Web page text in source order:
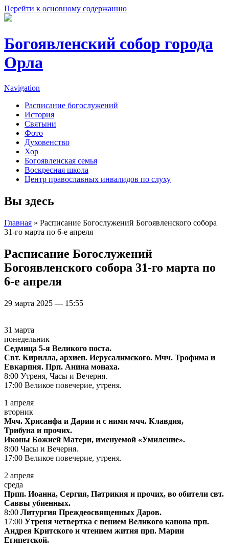
Перейти к основному содержанию
Богоявленский собор города
Орла
Navigation
Расписание богослужений
История
Святыни
Фото
Духовенство
Хор
Богоявленская семья
Воскресная школа
Центр православных инвалидов по слуху
Вы здесь
Главная » Расписание Богослужений Богоявленского собора
31-го марта по 6-е апреля
Расписание Богослужений
Богоявленского собора 31-го марта по
6-е апреля
29 марта 2025 — 15:55
31 марта
понедельник
Седмица 5-я Великого поста.
Свт. Кирилла, архиеп. Иерусалимского. Мчч. Трофима и
Евкарпия. Прп. Анина монаха.
8:00 Утреня, Часы и Вечерня.
17:00 Великое повечерие, утреня.
1 апреля
вторник
Мчч. Хрисанфа и Дарии и с ними мчч. Клавдия,
Трибуна и прочих.
Иконы Божией Матери, именуемой «Умиление».
8:00 Часы и Вечерня.
17:00 Великое повечерие, утреня.
2 апреля
среда
Прпп. Иоанна, Сергия, Патрикия и прочих, во обители свт.
Саввы убиенных.
8:00 Литургия Преждеосвященных Даров.
17:00 Утреня четвертка с пением Великого канона прп.
Андрея Критского и чтением жития прп. Марии
Египетской.